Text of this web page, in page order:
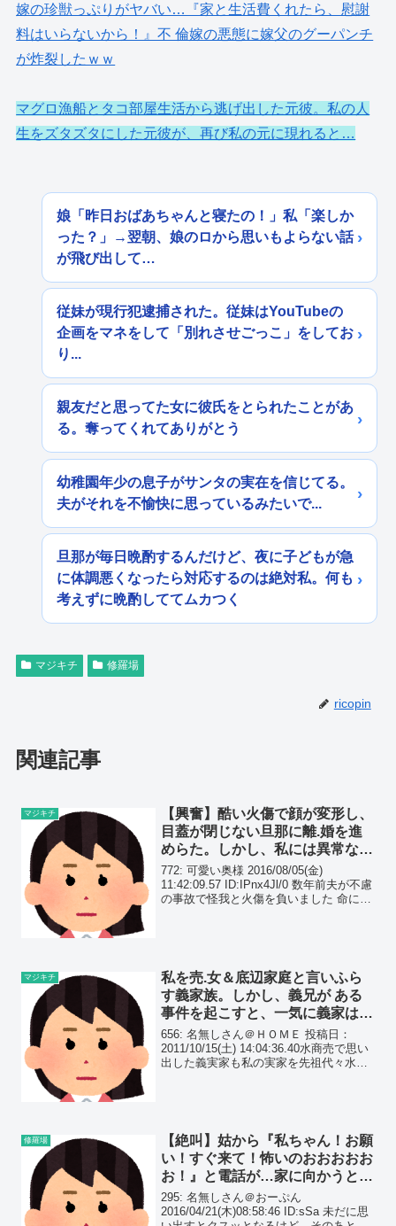
嫁の珍獣っぷりがヤバい…『家と生活費くれたら、慰謝
料はいらないから！』不 倫嫁の悪態に嫁父のグーパンチ
が炸裂したｗｗ
マグロ漁船とタコ部屋生活から逃げ出した元彼。私の人
生をズタズタにした元彼が、再び私の元に現れると…
娘「昨日おばあちゃんと寝たの！」私「楽しか
った？」→翌朝、娘のロから思いもよらない話
が飛び出して…
従妹が現行犯逮捕された。従妹はYouTubeの
企画をマネをして「別れさせごっこ」をしてお
り...
親友だと思ってた女に彼氏をとられたことがあ
る。奪ってくれてありがとう
幼稚園年少の息子がサンタの実在を信じてる。
夫がそれを不愉快に思っているみたいで...
旦那が毎日晩酌するんだけど、夜に子どもが急
に体調悪くなったら対応するのは絶対私。何も
考えずに晩酌しててムカつく
マジキチ 修羅場
ricopin
関連記事
マジキチ
【興奮】酷い火傷で顔が変形し、
目蓋が閉じない旦那に離.婚を進
めらた。しかし、私には異常なｾｲ
的趣向があり…
772: 可愛い奥様 2016/08/05(金)
11:42:09.57 ID:IPnx4Jl/0 数年前夫が不慮
の事故で怪我と火傷を負いました 命に別
マジキチ
私を売.女＆底辺家庭と言いふら
す義家族。しかし、義兄が ある
事件を起こすと、一気に義家は地
獄行きに…
656: 名無しさん＠ＨＯＭＥ 投稿日：
2011/10/15(土) 14:04:36.40水商売で思い
出した義実家も私の実家を先祖代々水商
修羅場
【絶叫】姑から『私ちゃん！お願
い！すぐ来て！怖いのおおおおお
お！』と電話が…家に向かうと、
そこで一通の手紙を差し出され
た…
295: 名無しさん＠おーぷん
2016/04/21(木)08:58:46 ID:sSa 未だに思